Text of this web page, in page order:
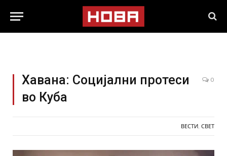
Хавана: Социјални протеси
во Куба
0
ВЕСТИ СВЕТ